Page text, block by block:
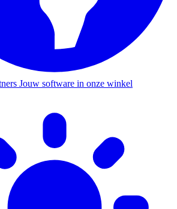
Jouw software in onze winkel